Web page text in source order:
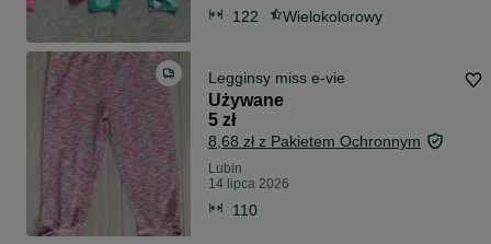
122 Wielokolorowy
Legginsy miss e-vie
Używane
5 zł
8,68 zł z Pakietem Ochronnym
Lubin
14 lipca 2026
110